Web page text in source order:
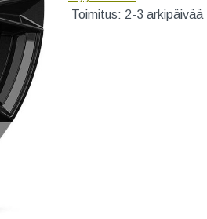
Toimitus: 2-3 arkipäivää